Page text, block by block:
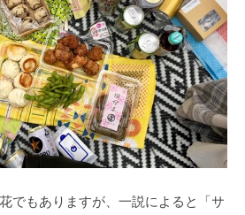
でもありますが、一説によると「サ